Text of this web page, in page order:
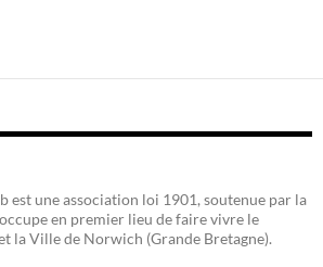
est une association loi 1901, soutenue par la
en premier lieu de faire vivre le
la Ville de Norwich (Grande Bretagne).